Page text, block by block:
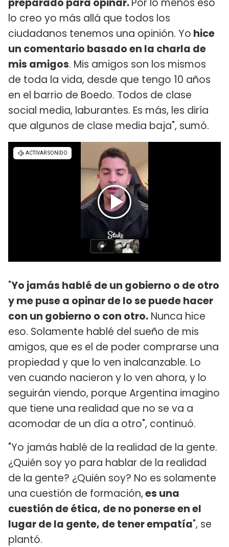
lo creo yo más allá que todos los
ciudadanos tenemos una opinión. Yo hice
un comentario basado en la charla de
mis amigos. Mis amigos son los mismos
de toda la vida, desde que tengo 10 años
en el barrio de Boedo. Todos de clase
social media, laburantes. Es más, les diría
que algunos de clase media baja", sumó.
"Yo jamás hablé de un gobierno o de otro
y me puse a opinar de lo se puede hacer
con un gobierno o con otro. Nunca hice
eso. Solamente hablé del sueño de mis
amigos, que es el de poder comprarse una
propiedad y que lo ven inalcanzable. Lo
ven cuando nacieron y lo ven ahora, y lo
seguirán viendo, porque Argentina imagino
que tiene una realidad que no se va a
acomodar de un día a otro", continuó.
"Yo jamás hablé de la realidad de la gente.
¿Quién soy yo para hablar de la realidad
de la gente? ¿Quién soy? No es solamente
una cuestión de formación,es una
cuestión de ética, de no ponerse en el
lugar de la gente, de tener empatía", se
plantó.